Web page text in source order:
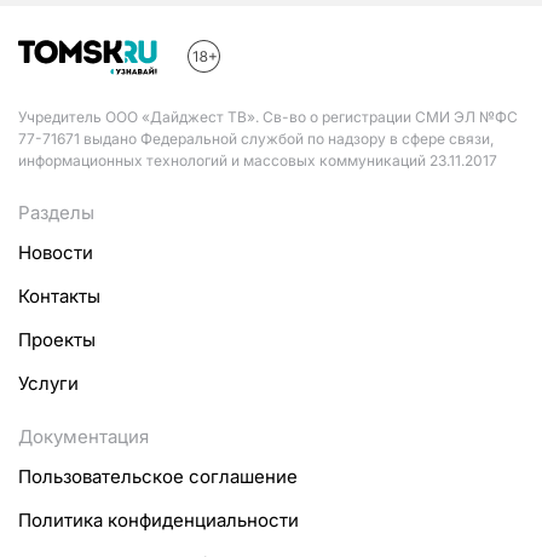
Учредитель ООО «Дайджест ТВ». Св-во о регистрации СМИ ЭЛ №ФС
77-71671 выдано Федеральной службой по надзору в сфере связи,
информационных технологий и массовых коммуникаций 23.11.2017
Разделы
Новости
Контакты
Проекты
Услуги
Документация
Пользовательское соглашение
Политика конфиденциальности